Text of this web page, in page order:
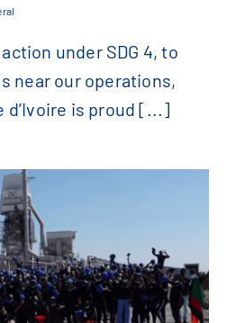
Day – Cote
D’Ivoireunder SDG 4, to
near our operations,
d’Ivoire is proud [...]